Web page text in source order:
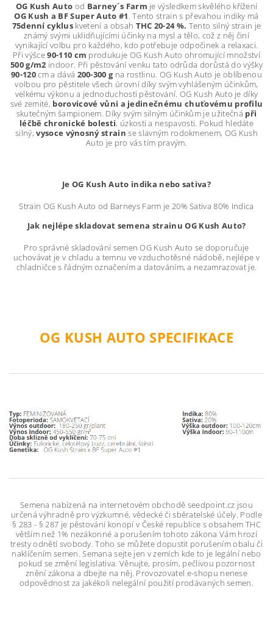
OG Kush Auto od Barney´s Farm je výsledkem skvělého křížení
OG Kush a BF Super Auto #1. Tento strain s převahou indiky má
75denní cyklus kvetení a obsah THC 20-24 %. Tento silný strain je
známý svými uklidňujícími účinky na mysl a tělo, což z něj činí
vynikající volbu pro každého, kdo potřebuje odpočinek a relaxaci.
Při výšce90-110 cm produkuje OG Kush Auto ohromující množství
500 g/m2 indoor. Při pěstování venku tato odrůda dorůstá do výšky
90-120cm a dává 200-300 gna rostlinu. OG Kush Auto je oblíbenou
volbou pro pěstitele všech úrovní díky svým vyhlášeným účinkům,
velkému výkonu a jednoduchosti pěstování. OG Kush Auto je díky
své zemité, borovicové vůni a jedinečnému chuťovému profilu
skutečným šampionem. Díky svým silným účinkům je užitečná při
léčbě chronické bolesti, úzkosti a nespavosti. Pokud hledáte
silný,vysoce výnosný strain se slavným rodokmenem, OG Kush
Auto je pro vás tím pravým.
Je OG Kush Auto indika nebo sativa?
Strain OG Kush Auto od Barneys Farm je 20% Sativa 80% Indica
Jak nejlépe skladovat semena strainu OG Kush Auto?
Pro správné skladování semen OG Kush Auto se doporučuje
uchovávat je v chladu a temnu ve vzduchotěsné nádobě, nejlépe v
chladničce s řádným označením a datováním, a nezamrazovat je.
OG KUSH AUTO SPECIFIKACE
Semena nabízená na internetovém obchodě seedpoint.cz jsou
určená výhradně pro výzkumné, vědecké či sběratelské účely. Podle
§ 283 - § 287 je pěstování konopí v České republice s obsahem THC
větším než 1% nezákonné a porušením tohoto zákona Vám hrozí
tresty odnětí svobody. Toho se můžete dopustit porušením obalu či
naklíčením semen. Semana sejte jen v zemích kde to je legální nebo
pokud se změní legislativa. Věnujte, prosím, pečlivou pozornost
znění zákona a dbejte na něj. Provozovatel e-shopu nenese
odpovědnost za jakékoli nelegální použití prodávaných semen.